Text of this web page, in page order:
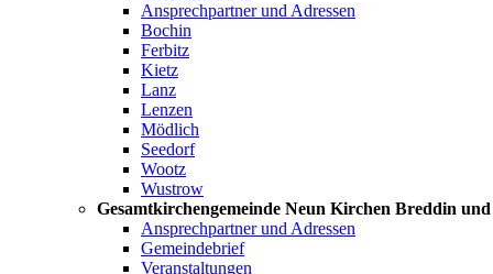
Ansprechpartner und Adressen
Bochin
Ferbitz
Kietz
Lanz
Lenzen
Mödlich
Seedorf
Wootz
Wustrow
Gesamtkirchengemeinde Neun Kirchen Breddin
Ansprechpartner und Adressen
Gemeindebrief
Veranstaltungen